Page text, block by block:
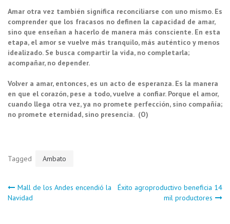
Amar otra vez también significa reconciliarse con uno mismo. Es
comprender que los fracasos no definen la capacidad de amar,
sino que enseñan a hacerlo de manera más consciente. En esta
etapa, el amor se vuelve más tranquilo, más auténtico y menos
idealizado. Se busca compartir la vida, no completarla;
acompañar, no depender.
Volver a amar, entonces, es un acto de esperanza. Es la manera
en que el corazón, pese a todo, vuelve a confiar. Porque el amor,
cuando llega otra vez, ya no promete perfección, sino compañía;
no promete eternidad, sino presencia. (O)
Tagged Ambato
Navegación
Mall de los Andes encendió la
Navidad
Éxito agroproductivo beneficia 14
mil productores